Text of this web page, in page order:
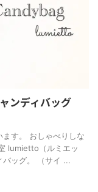
ンディバッグ
す。 おしゃべりしな
lumietto（ルミエッ
バッグ。 （サイ ...